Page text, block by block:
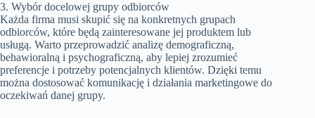
3. Wybór docelowej grupy odbiorców
Każda firma musi skupić się na konkretnych grupach
odbiorców, które będą zainteresowane jej produktem lub
usługą. Warto przeprowadzić analizę demograficzną,
behawioralną i psychograficzną, aby lepiej zrozumieć
preferencje i potrzeby potencjalnych klientów. Dzięki temu
można dostosować komunikację i działania marketingowe do
oczekiwań danej grupy.